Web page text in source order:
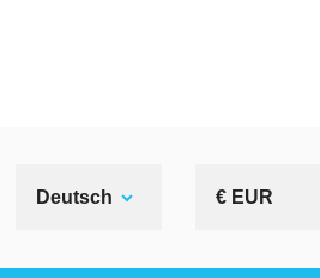
Deutsch € EUR